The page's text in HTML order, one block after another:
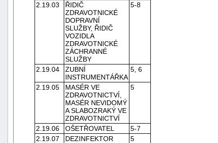
2.19.03
ŘIDIČ
ZDRAVOTNICKÉ
DOPRAVNÍ
SLUŽBY, ŘIDIČ
VOZIDLA
ZDRAVOTNICKÉ
ZÁCHRANNÉ
SLUŽBY
5-8
2.19.04
ZUBNÍ
INSTRUMENTÁŘKA
5, 6
2.19.05
MASÉR VE
ZDRAVOTNICTVÍ,
MASÉR NEVIDOMÝ
A SLABOZRAKÝ VE
ZDRAVOTNICTVÍ
5
2.19.06 OŠETŘOVATEL
5-7
2.19.07
DEZINFEKTOR
5